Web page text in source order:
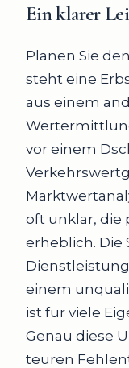
Ein klarer
Planen Sie
steht eine
aus einem
vor einem
oft unklar, die
erheblich. Die
einem
ist für viele
Genau diese
teuren